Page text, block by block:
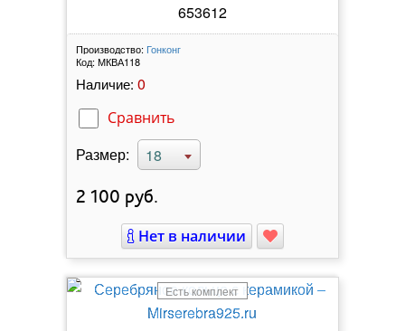
653612
Производство: Гонконг
Код: МКВА118
Наличие: 0
Сравнить
Размер: 18
2 100 руб.
Нет в наличии
Есть комплект